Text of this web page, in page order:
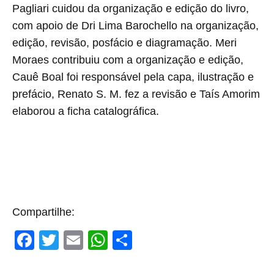
Pagliari cuidou da organização e edição do livro,
com apoio de Dri Lima Barochello na organização,
edição, revisão, posfácio e diagramação. Meri
Moraes contribuiu com a organização e edição,
Cauê Boal foi responsável pela capa, ilustração e
prefácio, Renato S. M. fez a revisão e Taís Amorim
elaborou a ficha catalográfica.
Compartilhe:
F
T
E
W